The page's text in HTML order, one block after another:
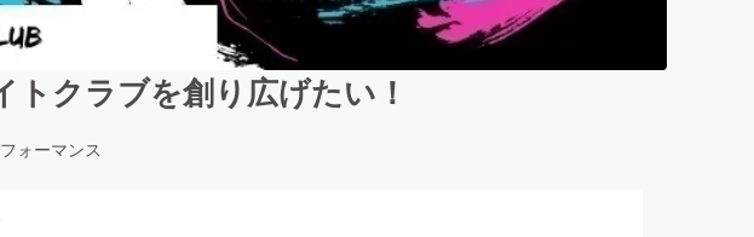
クラブを創り広げたい！
ォーマンス